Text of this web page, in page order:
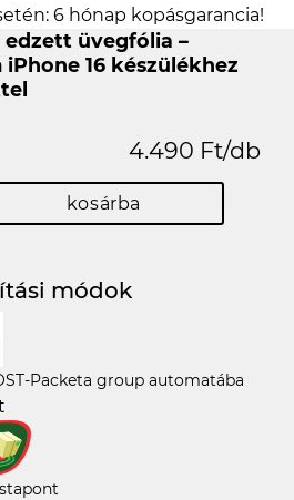
6 hónap kopásgarancia!
üvegfólia –
16 készülékhez
4.490 Ft/db
kosárba
módok
Packeta group automatába